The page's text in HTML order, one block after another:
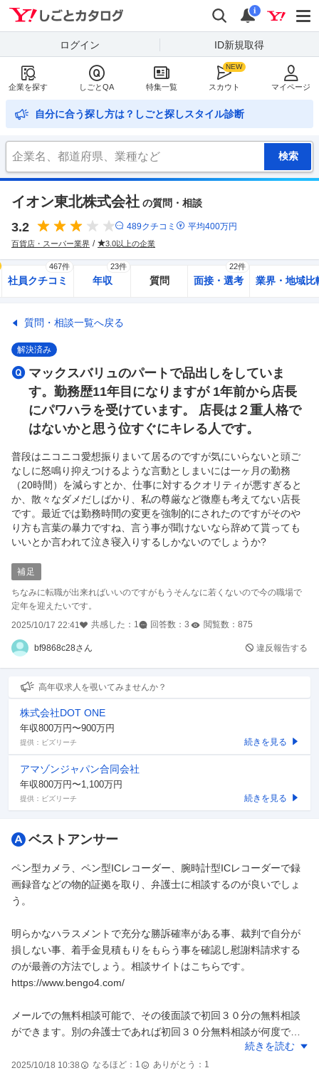
検索
通知
i
ログイン ID新規取得
企業を探す しごとQA 特集一覧 スカウト マイページ
自分に合う探し方は？しごと探しスタイル診断
イオン東北株式会社 の質問・相談
3.2 489クチコミ 平均400万円
百貨店・スーパー業界 3.0以上の企業
社員クチコミ
467件
年収
23件
質問 面接・選考
22件
業界・地域比
質問・相談一覧へ戻る
解決済み
マックスバリュのパートで品出しをしていま
す。勤務歴11年目になりますが 1年前から店長
にパワハラを受けています。 店長は２重人格で
はないかと思う位すぐにキレる人です。
普段はニコニコ愛想振りまいて居るのですが気にいらないと頭ご
なしに怒鳴り抑えつけるような言動としまいには一ヶ月の勤務
（20時間）を減らすとか、仕事に対するクオリティが悪すぎると
か、散々なダメだしばかり、私の尊厳など微塵も考えてない店長
です。最近では勤務時間の変更を強制的にされたのですがそのや
り方も言葉の暴力ですね、言う事が聞けないなら辞めて貰っても
いいとか言われて泣き寝入りするしかないのでしょうか?
補足
ちなみに転職が出来ればいいのですがもうそんなに若くないので今の職場で
定年を迎えたいです。
2025/10/17 22:41
共感した： 1 回答数： 3 閲覧数： 875
bf9868c28さん 違反報告する
高年収求人を覗いてみませんか？
株式会社DOT ONE
年収800万円〜900万円
提供：ビズリーチ 続きを見る
アマゾンジャパン合同会社
年収800万円〜1,100万円
提供：ビズリーチ 続きを見る
ベストアンサー
ペン型カメラ、ペン型ICレコーダー、腕時計型ICレコーダーで録
画録音などの物的証拠を取り、弁護士に相談するのが良いでしょ
う。
明らかなハラスメントで充分な勝訴確率がある事、裁判で自分が
損しない事、着手金見積もりをもらう事を確認し慰謝料請求する
のが最善の方法でしょう。相談サイトはこちらです。
https://www.bengo4.com/
メールでの無料相談可能で、その後面談で初回３０分の無料相談
ができます。別の弁護士であれば初回３０分無料相談が何度でも
続きを読む
2025/10/18 10:38 なるほど： 1 ありがとう： 1